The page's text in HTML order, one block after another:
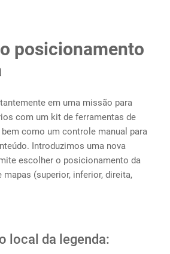
posicionamento
em uma missão para
com um kit de ferramentas de
como um controle manual para
Introduzimos uma nova
escolher o posicionamento da
mapas (superior, inferior, direita,
local da legenda: